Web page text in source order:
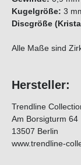
Kugelgröße: 3
Discgröße
Alle Maße sind
Hersteller:
Trendline
Am Borsigturm 64
13507 Berlin
www.trendline-